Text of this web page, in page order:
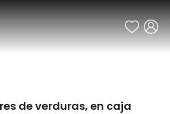
de verduras, en caja